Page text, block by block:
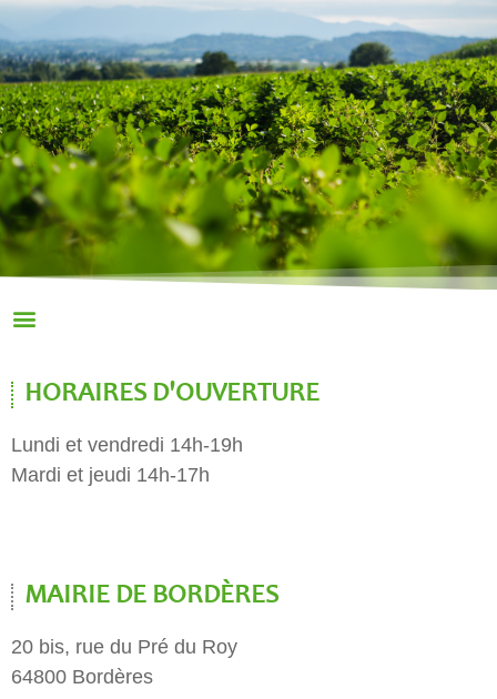
HORAIRES D'OUVERTURE
Lundi et vendredi 14h-19h
Mardi et jeudi 14h-17h
MAIRIE DE BORDÈRES
20 bis, rue du Pré du Roy
64800 Bordères